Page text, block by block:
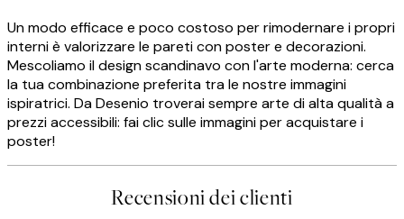
Un modo efficace e poco costoso per rimodernare i propri
interni è valorizzare le pareti con poster e decorazioni.
Mescoliamo il design scandinavo con l'arte moderna: cerca
la tua combinazione preferita tra le nostre immagini
ispiratrici. Da Desenio troverai sempre arte di alta qualità a
prezzi accessibili: fai clic sulle immagini per acquistare i
poster!
Recensioni dei clienti